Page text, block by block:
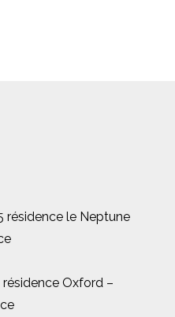
résidence le Neptune
Oxford –